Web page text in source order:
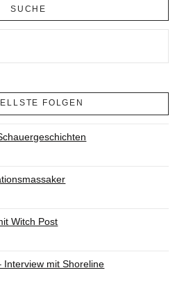
SUCHE
FOLGEN
Witch Post
Interview mit Shoreline